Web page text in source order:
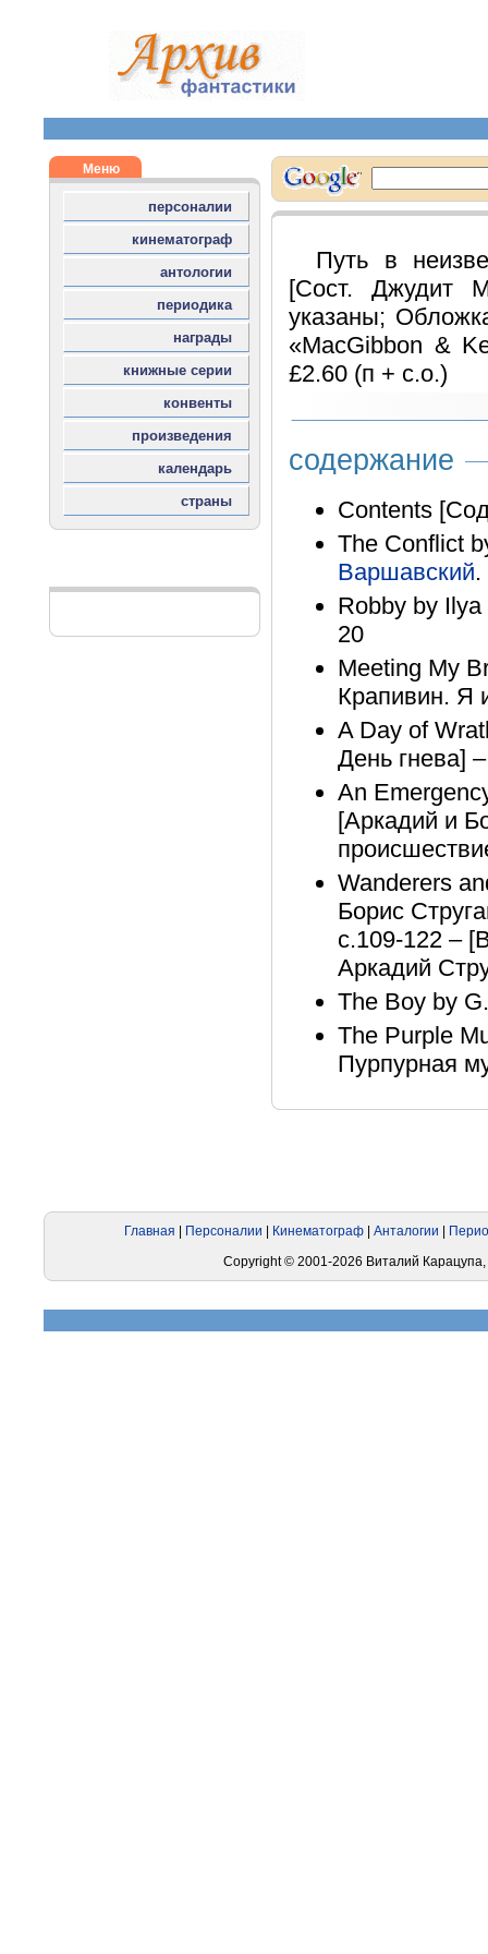
Путь в
[Сост. Джудит
указаны;
«MacGibbon &
£2.60 (п + с.о.)
содержание
Contents
The Conflict
Варшавский
Robby by
20
Meeting My
Крапивин. Я
A Day of
День гнева]
An
[Аркадий и
Wanderers
Борис
с.109-122 –
Аркадий
The Boy by
The Purple
Пурпурная